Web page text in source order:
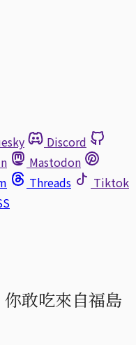
Discord
Mastodon
Threads
Tiktok
敢吃來自福島